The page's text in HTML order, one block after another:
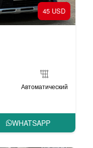
45 USD
Автоматический
WHATSAPP